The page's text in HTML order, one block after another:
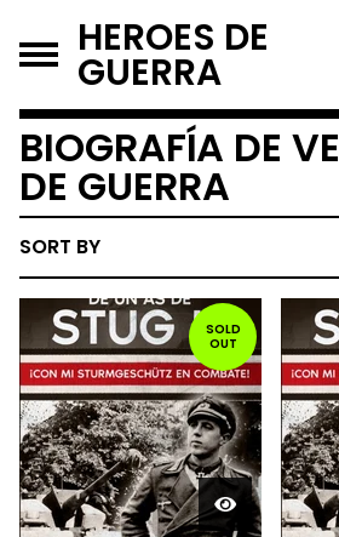
HEROES DE
GUERRA
BIOGRAFÍA DE
DE GUERRA
SORT BY
SOLD
OUT